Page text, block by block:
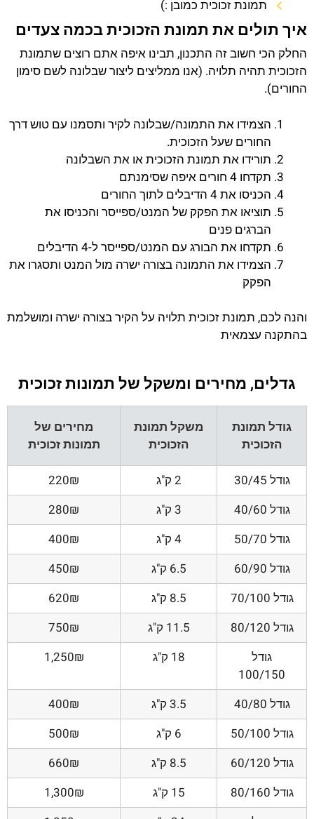
תמונת זכוכית כמובן :)
איך תולים את תמונת הזכוכית בכמה צעדים
החלק הכי חשוב זה התכנון, תבינו איפה אתם רוצים שתמונת
הזכוכית תהיה תלויה. (אנו ממליצים ליצור שבלונה לשם סימון
החורים).
הצמידו את התמונה/שבלונה לקיר ותסמנו עם טוש דרך
החורים שעל הזכוכית.
תורידו את תמונת הזכוכית או את השבלונה
תקדחו 4 חורים איפה שסימנתם
הכניסו את 4 הדיבלים לתוך החורים
תוציאו את הפקק של המנט/ספייסר והכניסו את
הברגים פנים
תקדחו את הבורג עם המנט/ספייסר ל-4 הדיבלים
הצמידו את התמונה בצורה ישרה מול המנט ותסגרו את
הפקק
והנה לכם, תמונת זכוכית תלויה על הקיר בצורה ישרה ומושלמת
בהתקנה עצמאית
גדלים, מחירים ומשקל של תמונות זכוכית
גודל תמונת
הזכוכית
משקל תמונת
הזכוכית
מחירים של
תמונות זכוכית
גודל 30/45 2 ק"ג
220₪
גודל 40/60
3 ק"ג
280₪
גודל 50/70
4 ק"ג
400₪
גודל 60/90
6.5 ק"ג
450₪
גודל 70/100
8.5 ק"ג
620₪
גודל 80/120
11.5 ק"ג
750₪
גודל
100/150
18 ק"ג 1,250₪
גודל 40/80 3.5 ק"ג
400₪
גודל 50/100
6 ק"ג
500₪
גודל 60/120
8.5 ק"ג
660₪
גודל 80/160
15 ק"ג
1,300₪